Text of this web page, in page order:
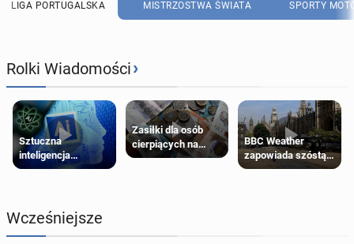
LIGA PORTUGALSKA MISTRZOSTWA ŚWIATA SPORTY
Rolki Wiadomości›
Sztuczna
inteligencja
próbowała oszukać
Zasiłki dla osób
cierpiących na
schorzenia
BBC Weather
zapowiada szóstą
falę upałów w
Wcześniejsze